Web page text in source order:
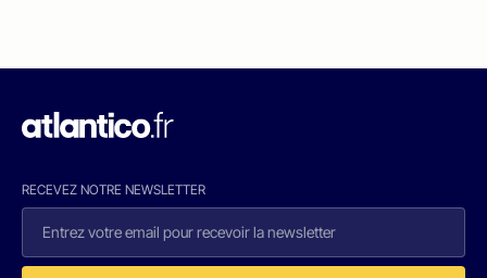
RECEVEZ NOTRE NEWSLETTER